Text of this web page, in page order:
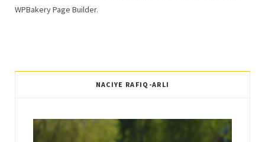
WPBakery Page Builder.
NACIYE RAFIQ-ARLI